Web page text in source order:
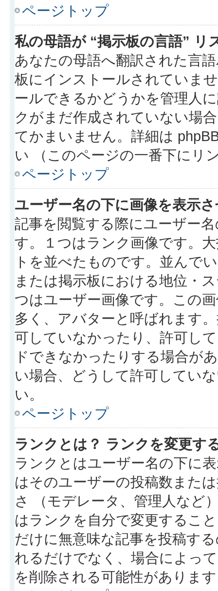
ページトップ
私の母語が “掲示板の言語” リ
あなたの母語へ翻訳された言
板にインストールされていま
ールできるかどうかを管理人
クがまだ作成されていない場
てかまいません。詳細は
い （このページの一番下にリ
ページトップ
ユーザー名の下に画像を表示
記事を閲覧する際にユーザー
す。１つはランク画像です。
トを並べたものです。並んで
または掲示板における地位・
つはユーザー画像です。この
多く、アバターと呼ばれます
可していなかったり、許可し
ドできなかったりする場合が
い場合、どうして許可してい
い。
ページトップ
ランクとは？ ランクを変更す
ランクとはユーザー名の下に
はそのユーザーの投稿数また
さ （モデレータ、管理人など
はランクを自分で変更するこ
だけに無意味な記事を投稿す
れるだけでなく、場合によっ
を削除される可能性がありま